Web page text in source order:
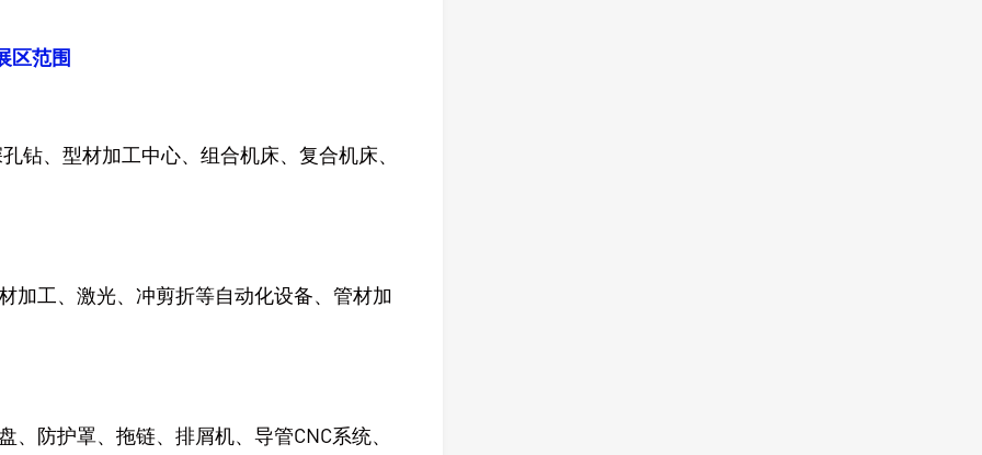
区范围
钻、型材加工中心、组合机床、复合机床、
加工、激光、冲剪折等自动化设备、管材加
防护罩、拖链、排屑机、导管CNC系统、